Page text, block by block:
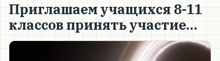
Приглашаем учащихся 8-11
классов принять участие…